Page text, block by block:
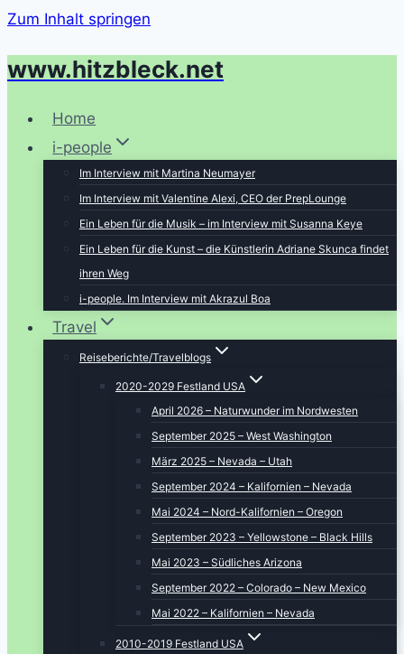
Zum Inhalt springen
www.hitzbleck.net
Home
i-people
Im Interview mit Martina Neumayer
Im Interview mit Valentine Alexi, CEO der PrepLounge
Ein Leben für die Musik – im Interview mit Susanna Keye
Ein Leben für die Kunst – die Künstlerin Adriane Skunca findet
ihren Weg
i-people. Im Interview mit Akrazul Boa
Travel
Reiseberichte/Travelblogs
2020-2029 Festland USA
April 2026 – Naturwunder im Nordwesten
September 2025 – West Washington
März 2025 – Nevada – Utah
September 2024 – Kalifornien – Nevada
Mai 2024 – Nord-Kalifornien – Oregon
September 2023 – Yellowstone – Black Hills
Mai 2023 – Südliches Arizona
September 2022 – Colorado – New Mexico
Mai 2022 – Kalifornien – Nevada
2010-2019 Festland USA